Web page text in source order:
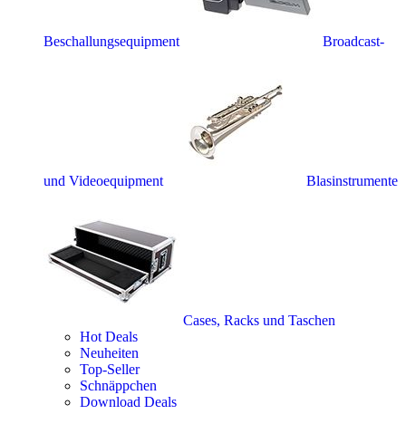
Beschallungsequipment Broadcast-
und Videoequipment Blasinstrumente
Cases, Racks und Taschen
Hot Deals
Neuheiten
Top-Seller
Schnäppchen
Download Deals